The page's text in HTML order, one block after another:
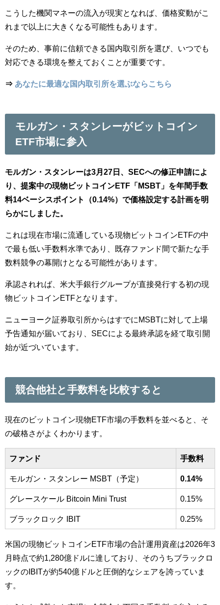
こうした機関マネーの流入が現実となれば、価格変動がこ
れまで以上に大きくなる可能性もあります。
そのため、事前に信頼できる国内取引所を選び、いつでも
対応できる環境を整えておくことが重要です。
⇒ あなたに最適な国内取引所を選ぶならこちら
モルガン・スタンレーがビットコイン
ETF市場に参入
モルガン・スタンレーは3月27日、SECへの修正申請によ
り、提案中の現物ビットコインETF「MSBT」を年間手数
料14ベーシスポイント（0.14%）で価格設定する計画を明
らかにしました。
これは現在市場に流通している現物ビットコインETFの中
で最も低い手数料水準であり、既存ファンド間で新たな手
数料競争の幕開けとなる可能性があります。
承認されれば、米大手銀行グループが直接発行する初の現
物ビットコインETFとなります。
ニューヨーク証券取引所からはすでにMSBTに対して上場
予告通知が届いており、SECによる最終承認を経て取引開
始が近づいています。
競合他社と手数料を比較すると
現在のビットコイン現物ETF市場の手数料を並べると、そ
の破格さがよくわかります。
ファンド 手数料
モルガン・スタンレー MSBT（予定） 0.14%
グレースケール Bitcoin Mini Trust 0.15%
ブラックロック IBIT 0.25%
米国の現物ビットコインETF市場の合計運用資産は2026年3
月時点で約1,280億ドルに達しており、そのうちブラックロ
ックのIBITが約540億ドルと圧倒的なシェアを誇っていま
す。